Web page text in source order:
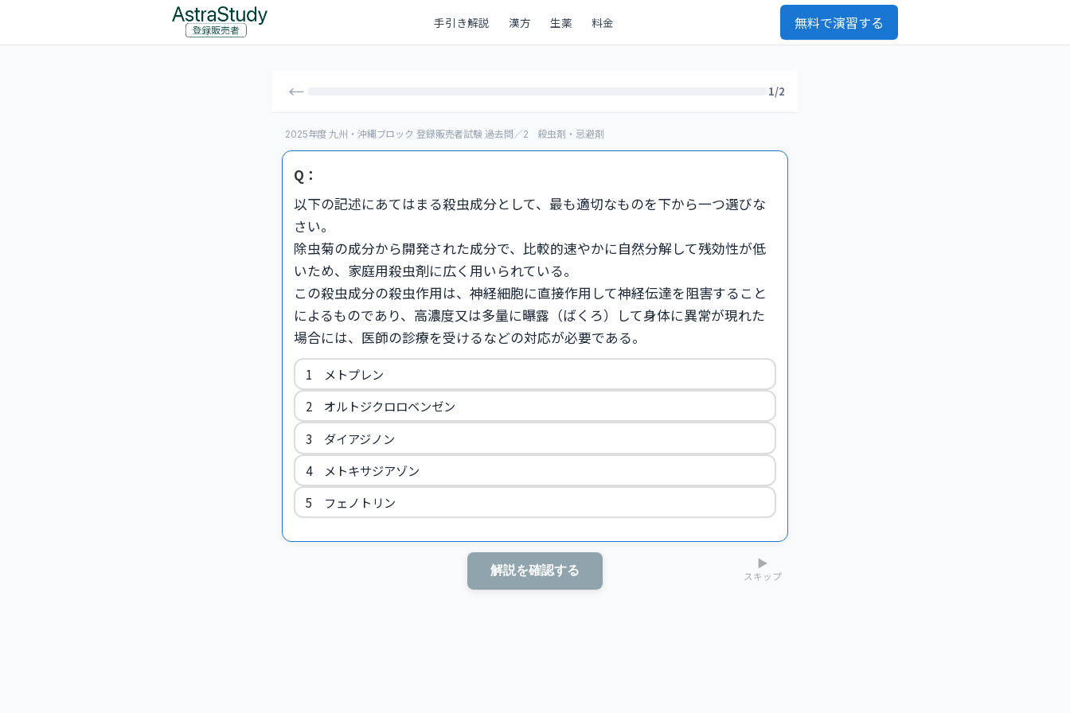
手引き解説 漢方 生薬 料金 無料で演習する
← 1/2
2025年度 九州・沖縄ブロック 登録販売者試験 過去問／2 殺虫剤・忌避剤
Q：
以下の記述にあてはまる殺虫成分として、最も適切なものを下から一つ選びな
さい。
除虫菊の成分から開発された成分で、比較的速やかに自然分解して残効性が低
いため、家庭用殺虫剤に広く用いられている。
この殺虫成分の殺虫作用は、神経細胞に直接作用して神経伝達を阻害すること
によるものであり、高濃度又は多量に曝露（ばくろ）して身体に異常が現れた
場合には、医師の診療を受けるなどの対応が必要である。
1 メトプレン
2 オルトジクロロベンゼン
3 ダイアジノン
4 メトキサジアゾン
5 フェノトリン
解説を確認する ▶
スキップ